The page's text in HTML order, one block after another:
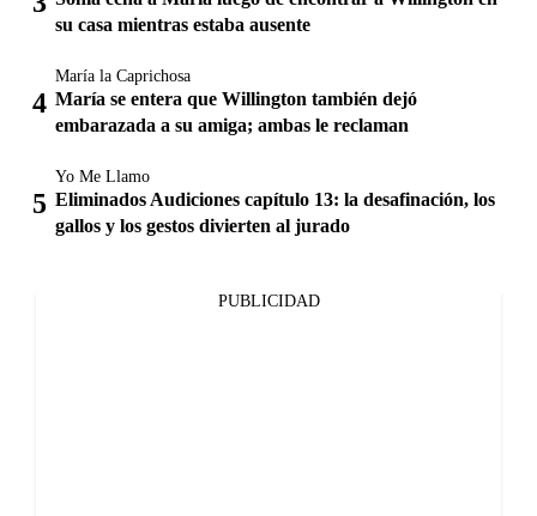
su casa mientras estaba ausente
María la Caprichosa
María se entera que Willington también dejó
embarazada a su amiga; ambas le reclaman
Yo Me Llamo
Eliminados Audiciones capítulo 13: la desafinación, los
gallos y los gestos divierten al jurado
PUBLICIDAD